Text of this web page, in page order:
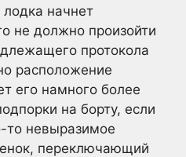
начнет
не должно произойти
протокола
расположение
его намного более
на борту, если
то невыразимое
переключающий